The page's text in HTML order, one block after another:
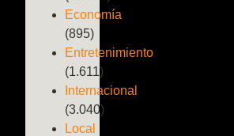
Economía
(895)
Entretenimiento
(1.611)
Internacional
(3.040)
Local